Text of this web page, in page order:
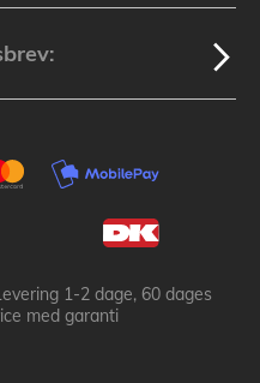
1-2 dage, 60 dages
med garanti